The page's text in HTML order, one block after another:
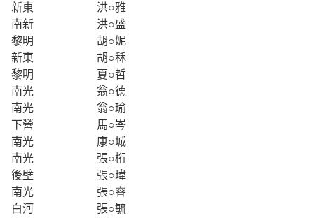
新東
洪○雅
南新
洪○盛
黎明
胡○妮
新東
胡○秝
黎明
夏○哲
南光
翁○德
南光
翁○瑜
下營
馬○岑
南光
康○城
南光
張○桁
後壁
張○瑋
南光
張○睿
白河
張○毓